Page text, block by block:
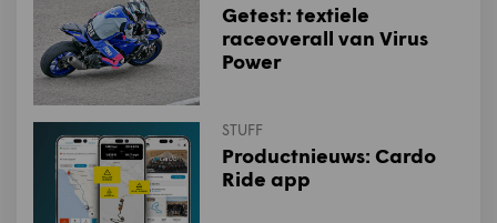
Getest: textiele
raceoverall van Virus
Power
STUFF
Productnieuws: Cardo
Ride app